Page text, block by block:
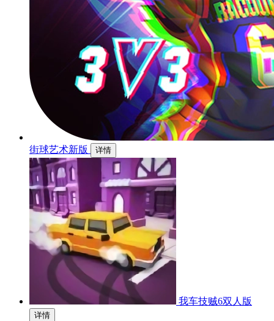
街球艺术新版 详情
我车技贼6双人版
详情